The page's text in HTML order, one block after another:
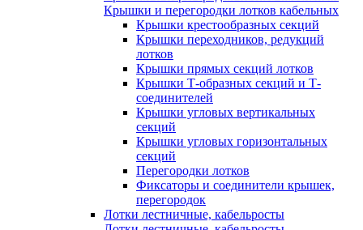
Крышки и перегородки лотков кабельных
Крышки крестообразных секций
Крышки переходников, редукций
лотков
Крышки прямых секций лотков
Крышки Т-образных секций и Т-
соединителей
Крышки угловых вертикальных
секций
Крышки угловых горизонтальных
секций
Перегородки лотков
Фиксаторы и соединители крышек,
перегородок
Лотки лестничные, кабельросты